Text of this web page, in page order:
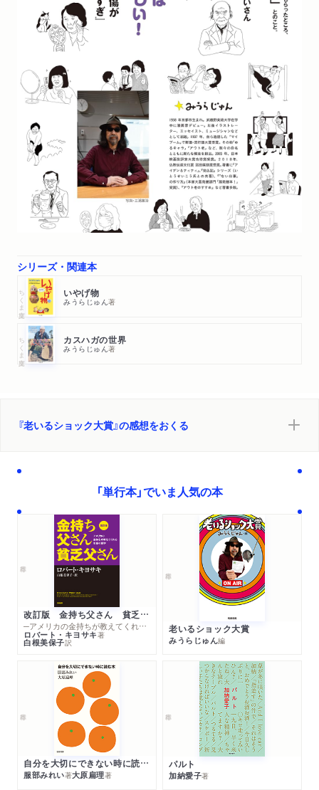
シリーズ・関連本
ちくま文庫 いやげ物
みうらじゅん 著
ちくま文庫 カスハガの世界
みうらじゅん著
『老いるショック大賞』の感想をおくる
「単行本」でいま人気の本
改訂版 金持ち父さん 貧乏父さん
─アメリカの金持ちが教えてくれるお金の哲学
ロバート・キヨサキ著
白根美保子訳
老いるショック大賞
みうらじゅん編
自分を大切にできない時に読む本
服部みれい著大原扁理著
パルト
加納愛子著